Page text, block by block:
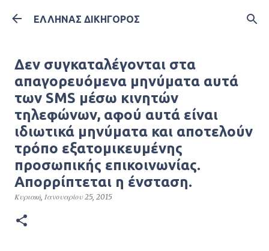
Μετάβαση στο κύριο περιεχόμενο
ΕΛΛΗΝΑΣ ΔΙΚΗΓΟΡΟΣ
Δεν συγκαταλέγονται στα
απαγορευόμενα μηνύματα αυτά
των SMS μέσω κινητών
τηλεφώνων, αφού αυτά είναι
ιδιωτικά μηνύματα και αποτελούν
τρόπο εξατομικευμένης
προσωπικής επικοινωνίας.
Απορρίπτεται η ένσταση.
Κυριακή, Ιανουαρίου 25, 2015